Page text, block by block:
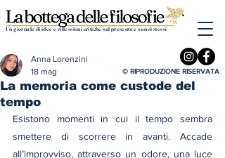
Un giornale di idee e riflessioni critiche sul presente e su noi stessi
La memoria come custode del
tempo
Anna Lorenzini
18 mag
Esistono momenti in cui il tempo sembra
smettere di scorrere in avanti. Accade
all’improvviso, attraverso un odore, una luce
© RIPRODUZIONE RISERVATA